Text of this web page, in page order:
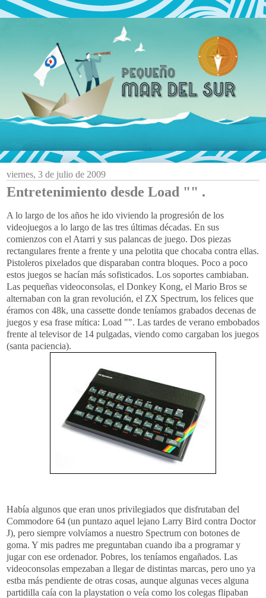
viernes, 3 de julio de 2009
Entretenimiento desde Load "" .
A lo largo de los años he ido viviendo la progresión de los
videojuegos a lo largo de las tres últimas décadas. En sus
comienzos con el Atarri y sus palancas de juego. Dos piezas
rectangulares frente a frente y una pelotita que chocaba contra ellas.
Pistoleros pixelados que disparaban contra bloques. Poco a poco
estos juegos se hacían más sofisticados. Los soportes cambiaban.
Las pequeñas videoconsolas, el Donkey Kong, el Mario Bros se
alternaban con la gran revolución, el ZX Spectrum, los felices que
éramos con 48k, una cassette donde teníamos grabados decenas de
juegos y esa frase mítica: Load "". Las tardes de verano embobados
frente al televisor de 14 pulgadas, viendo como cargaban los juegos
(santa paciencia).
Había algunos que eran unos privilegiados que disfrutaban del
Commodore 64 (un puntazo aquel lejano Larry Bird contra Doctor
J), pero siempre volvíamos a nuestro Spectrum con botones de
goma. Y mis padres me preguntaban cuando iba a programar y
jugar con ese ordenador. Pobres, los teníamos engañados. Las
videoconsolas empezaban a llegar de distintas marcas, pero uno ya
estba más pendiente de otras cosas, aunque algunas veces alguna
partidilla caía con la playstation o veía como los colegas flipaban